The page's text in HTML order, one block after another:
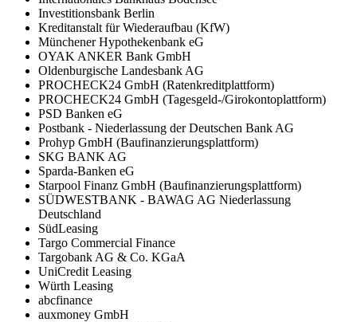
Investitionsbank Berlin
Kreditanstalt für Wiederaufbau (KfW)
Münchener Hypothekenbank eG
OYAK ANKER Bank GmbH
Oldenburgische Landesbank AG
PROCHECK24 GmbH (Ratenkreditplattform)
PROCHECK24 GmbH (Tagesgeld-/Girokontoplattform)
PSD Banken eG
Postbank - Niederlassung der Deutschen Bank AG
Prohyp GmbH (Baufinanzierungsplattform)
SKG BANK AG
Sparda-Banken eG
Starpool Finanz GmbH (Baufinanzierungsplattform)
SÜDWESTBANK - BAWAG AG Niederlassung
Deutschland
SüdLeasing
Targo Commercial Finance
Targobank AG & Co. KGaA
UniCredit Leasing
Würth Leasing
abcfinance
auxmoney GmbH